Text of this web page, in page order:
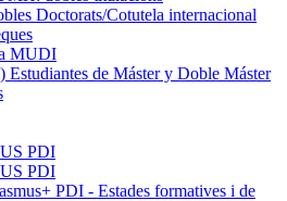
Doctorats/Cotutela internacional
MUDI
Estudiantes de Máster y Doble Máster
PDI
PDI
PDI - Estades formatives i de